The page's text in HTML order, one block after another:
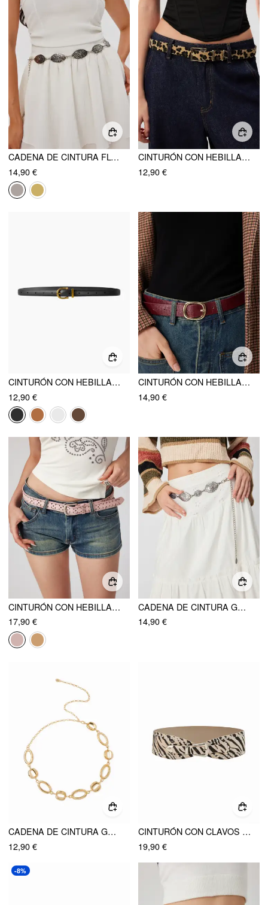
CADENA DE CINTURA FLORAL
14,90 €
CINTURÓN CON HEBILLA DE ESTAMPADO DE LEOPARDO
12,90 €
CINTURÓN CON HEBILLA CLÁSICO
12,90 €
CINTURÓN CON HEBILLA DE ESTAMPADO DE COCODRILO
14,90 €
CINTURÓN CON HEBILLAS Y CLAVOS
17,90 €
CADENA DE CINTURA GRABADA
14,90 €
CADENA DE CINTURA GEOMÉTRICA
12,90 €
CINTURÓN CON CLAVOS Y BUCKLE CON IMPRESIÓN DE CEBRA
19,90 €
-8%